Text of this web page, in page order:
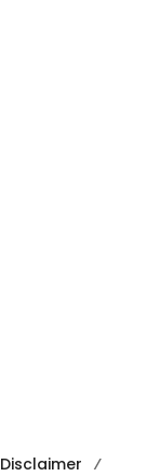
Disclaimer